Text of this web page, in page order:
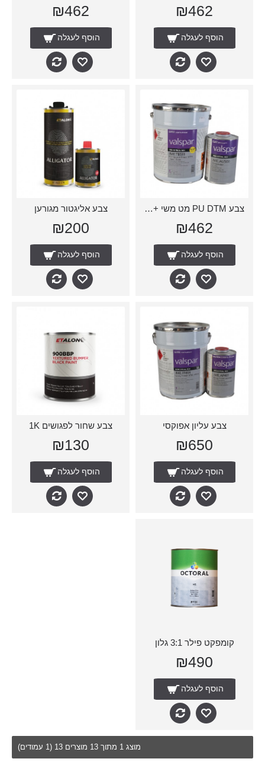
₪462
הוסף לעגלה
₪462
הוסף לעגלה
צבע PU DTM מט משי + מקשה
₪462
הוסף לעגלה
צבע אליגטור מגורען
₪200
הוסף לעגלה
צבע עליון אפוקסי
₪650
הוסף לעגלה
צבע שחור לפגושים 1K
₪130
הוסף לעגלה
קומפקט פילר 3:1 גלון
₪490
הוסף לעגלה
מוצג 1 מתוך 13 מוצרים 13 (1 עמודים)